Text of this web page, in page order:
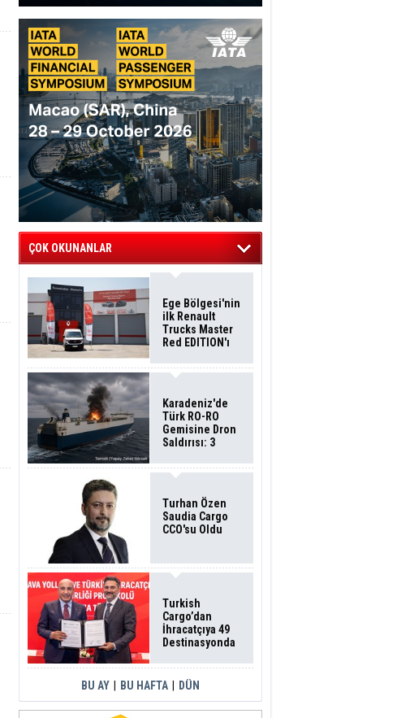
ÇOK OKUNANLAR
Ege Bölgesi'nin
ilk Renault
Trucks Master
Red EDITION'ı
Filosuna Katıldı
Karadeniz'de
Türk RO-RO
Gemisine Dron
Saldırısı: 3
Durumu Ağır
Turhan Özen
Saudia Cargo
CCO'su Oldu
Turkish
Cargo’dan
İhracatçıya 49
Destinasyonda
BU AY BU HAFTA DÜN